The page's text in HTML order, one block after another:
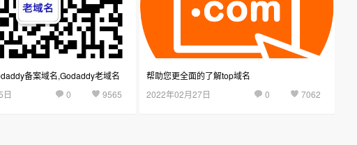
备案域名,Godaddy老域名
日
9565
0
帮助您更全面的了解top域名
2022年02月27日
7062
0